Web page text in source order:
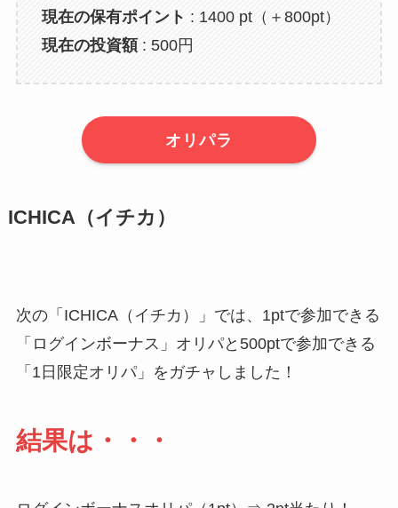
現在の保有ポイント : 1400 pt（＋800pt）
現在の投資額: 500円
オリパラ
ICHICA（イチカ）
次の「ICHICA（イチカ）」では、1ptで参加できる
「ログインボーナス」オリパと500ptで参加できる
「1日限定オリパ」をガチャしました！
結果は・・・